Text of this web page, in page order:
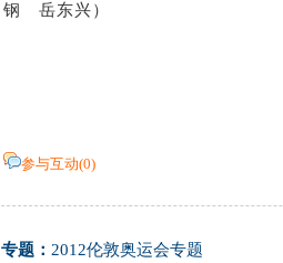
钢 岳东兴）
参与互动(0)
专题： 2012伦敦奥运会专题